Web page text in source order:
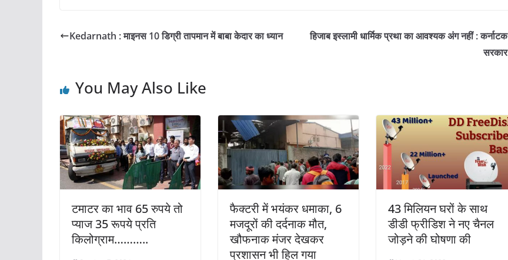
e
o
k
er l s
p
e
Kedarnath : माइनस 10 डिग्री तापमान में बाबा केदार का ध्यान
हिजाब इस्लामी धार्मिक प्रथा का आवश्यक अंग नहीं : कर्नाटक
सरकार
You May Also Like
टमाटर का भाव 65 रुपये तो
प्याज 35 रूपये प्रति
किलोग्राम………..
फैक्टरी में भयंकर धमाका, 6
मजदूरों की दर्दनाक मौत,
खौफनाक मंजर देखकर
प्रशासन भी हिल गया
43 मिलियन घरों के साथ
डीडी फ्रीडिश ने नए चैनल
जोड़ने की घोषणा की